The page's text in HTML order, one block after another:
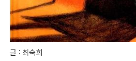
글 : 최숙희